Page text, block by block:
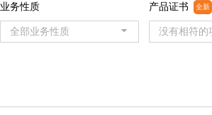
业务性质
全部业务性质
产品证书 全新
没有相符的